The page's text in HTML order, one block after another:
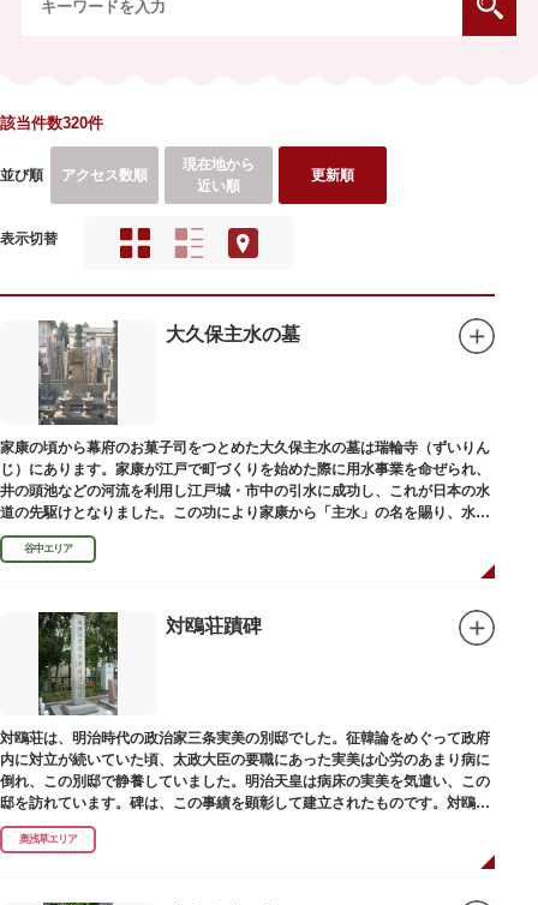
該当件数320件
並び順 アクセス数順
現在地から
近い順
更新順
表示切替
大久保主水の墓
家康の頃から幕府のお菓子司をつとめた大久保主水の墓は瑞輪寺（ずいりん
じ）にあります。家康が江戸で町づくりを始めた際に用水事業を命ぜられ、
井の頭池などの河流を利用し江戸城・市中の引水に成功し、これが日本の水
道の先駆けとなりました。この功により家康から「主水」の名を賜り、水は
濁らざるを尊しとして「もんと」と読むようになったといわれます。
谷中エリア
対鴎荘蹟碑
対鴎荘は、明治時代の政治家三条実美の別邸でした。征韓論をめぐって政府
内に対立が続いていた頃、太政大臣の要職にあった実美は心労のあまり病に
倒れ、この別邸で静養していました。明治天皇は病床の実美を気遣い、この
邸を訪れています。碑は、この事績を顕彰して建立されたものです。対鴎荘
は、多摩市連光寺に移築されました。
奥浅草エリア